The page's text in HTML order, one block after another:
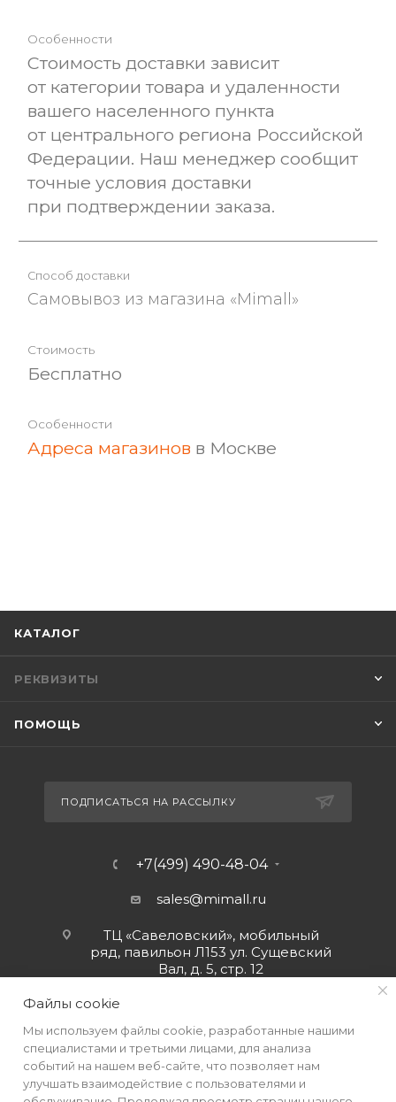
Стоимость доставки зависит
от категории товара и удаленности
вашего населенного пункта
от центрального региона Российской
Федерации. Наш менеджер сообщит
точные условия доставки
при подтверждении заказа.
Самовывоз из магазина «Mimall»
Бесплатно
Адреса магазинов в Москве
КАТАЛОГ
РЕКВИЗИТЫ
ПОМОЩЬ
ПОДПИСАТЬСЯ НА РАССЫЛКУ
+7(499) 490-48-04
sales@mimall.ru
ТЦ «Савеловский», мобильный
ряд, павильон Л153 ул. Сущевский
Вал, д. 5, стр. 12
Файлы cookie
Мы используем файлы cookie, разработанные нашими
специалистами и третьими лицами, для анализа
событий на нашем веб-сайте, что позволяет нам
улучшать взаимодействие с пользователями и